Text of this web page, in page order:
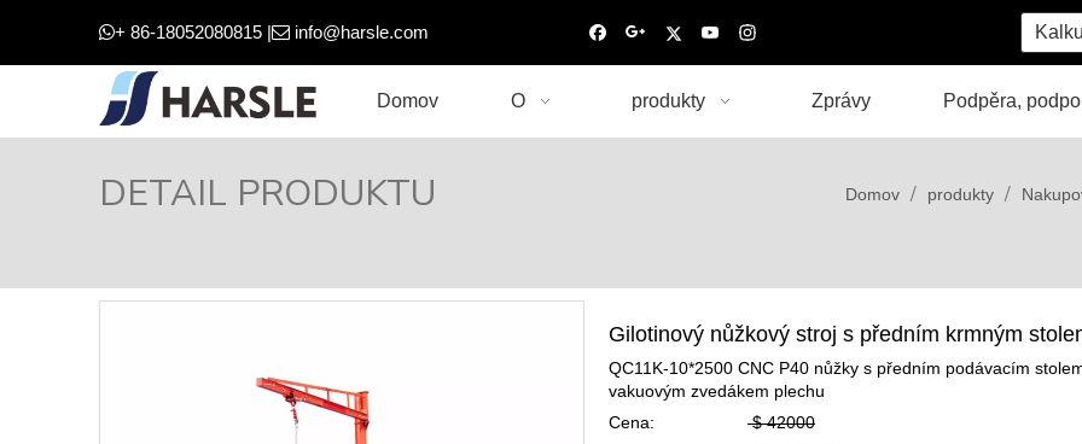
+ 86-18052080815 | info@harsle.com
Domov O produkty Zprávy Podpěra,
DETAIL PRODUKTU Domov / produkty /
Gilotinový nůžkový stroj s předním krmným
QC11K-10*2500 CNC P40 nůžky s předním podávacím
vakuovým zvedákem plechu
Cena:
$ 42000